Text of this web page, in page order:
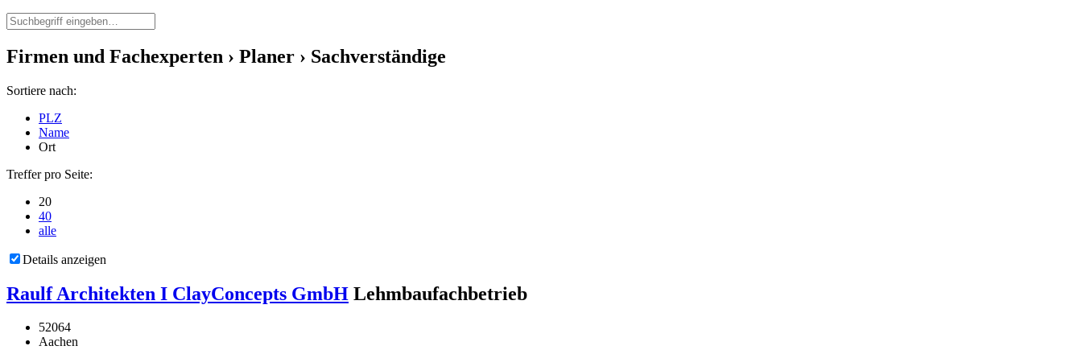
Firmen und Fachexperten › Planer › Sachverständige
Sortiere nach:
PLZ
Name
Ort
Treffer pro Seite:
20
40
alle
Details anzeigen
Raulf Architekten I ClayConcepts GmbH Lehmbaufachbetrieb
52064
Aachen